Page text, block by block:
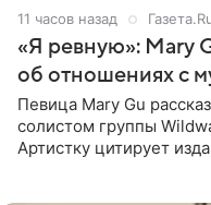
11 часов назад
«Я ревную»: Mary
об отношениях с
Певица Mary Gu
солистом группы
Артистку цитирует